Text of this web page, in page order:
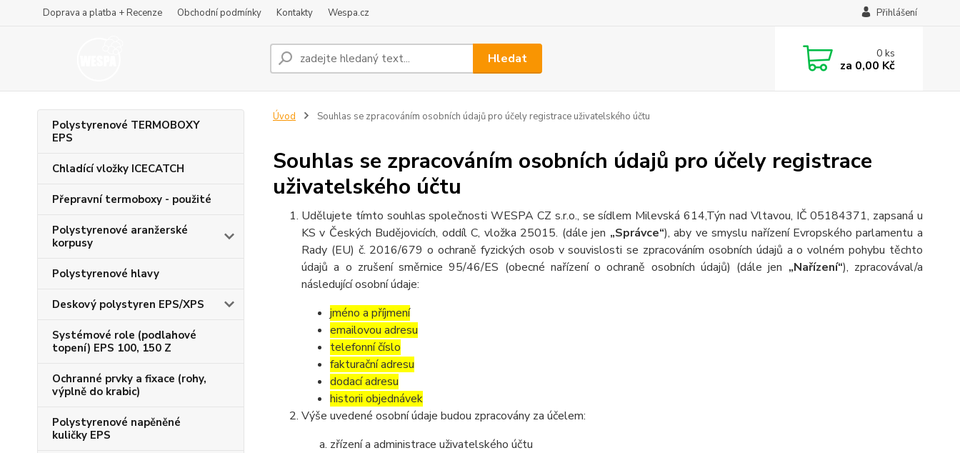
Doprava a platba + Recenze Obchodní podmínky Kontakty Wespa.cz Přihlášení
Hledat 0ks
za 0,00 Kč
Polystyrenové TERMOBOXY
EPS
Chladící vložky ICECATCH
Přepravní termoboxy - použité
Polystyrenové aranžerské
korpusy
Polystyrenové hlavy
Deskový polystyren EPS/XPS
Systémové role (podlahové
topení) EPS 100, 150 Z
Ochranné prvky a fixace (rohy,
výplně do krabic)
Polystyrenové napěněné
kuličky EPS
Úvod Souhlas se zpracováním osobních údajů pro účely registrace uživatelského účtu
Souhlas se zpracováním osobních údajů pro účely registrace
uživatelského účtu
Udělujete tímto souhlas společnosti WESPA CZ s.r.o., se sídlem Milevská 614,Týn nad Vltavou, IČ 05184371, zapsaná u
KS v Českých Budějovicích, oddíl C, vložka 25015. (dále jen „Správce“), aby ve smyslu nařízení Evropského parlamentu a
Rady (EU) č. 2016/679 o ochraně fyzických osob v souvislosti se zpracováním osobních údajů a o volném pohybu těchto
údajů a o zrušení směrnice 95/46/ES (obecné nařízení o ochraně osobních údajů) (dále jen „Nařízení“), zpracovával/a
následující osobní údaje:
jméno a příjmení
emailovou adresu
telefonní číslo
fakturační adresu
dodací adresu
historii objednávek
Výše uvedené osobní údaje budou zpracovány za účelem:
zřízení a administrace uživatelského účtu